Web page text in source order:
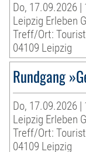
Do, 17.09.2026 |
Leipzig Erleben
Treff/Ort:
04109 Leipzig
Rundgang
Do, 17.09.2026 |
Leipzig Erleben
Treff/Ort:
04109 Leipzig